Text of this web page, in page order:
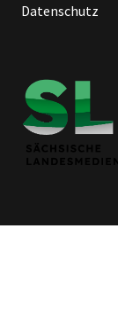
Datenschutz